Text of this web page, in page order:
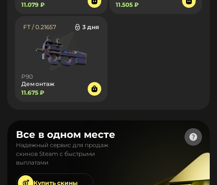
11.079 ₽
11.505 ₽
FT / 0.21657 3 дня
P90
Демонтаж
11.675 ₽
Все в одном месте
Надежный сервис для продаж
скинов Steam с быстрыми
выплатами
Купить скины